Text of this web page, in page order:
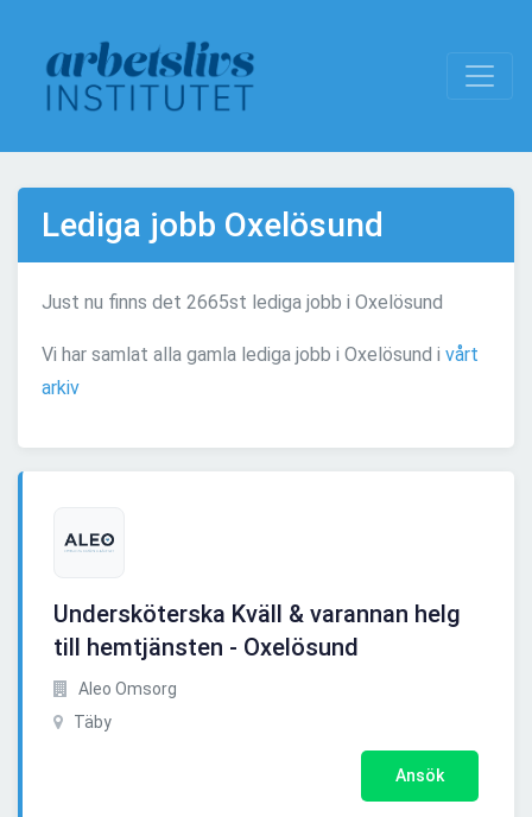
Lediga jobb Oxelösund
Just nu finns det 2665st lediga jobb i Oxelösund
Vi har samlat alla gamla lediga jobb i Oxelösund i vårt
arkiv
Undersköterska Kväll & varannan helg
till hemtjänsten - Oxelösund
Aleo Omsorg
Täby
Ansök